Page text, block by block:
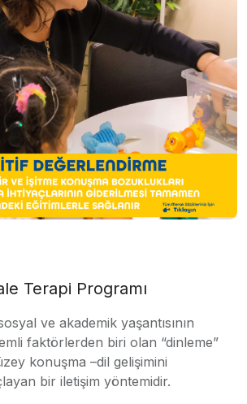
Terapi Programı
ve akademik yaşantısının
faktörlerden biri olan “dinleme”
konuşma –dil gelişimini
bir iletişim yöntemidir.